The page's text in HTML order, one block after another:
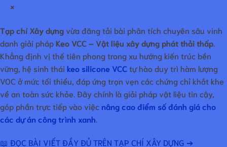
×
Tạp chí Xây dựngvừa đăng tải bài phân tích chuyên sâu vinh
danh giải phápKeo VCC – Vật liệu xây dựng phát thải thấp
Khẳng định vị thế tiên phong trong xu hướng kiến trúc bền
vững, hệ sinh thái keo silicone VCC tự hào duy trì hàm lượng
VOC ở mức tối thiểu, đáp ứng trọn vẹn các chứng chỉ khắt khe
về an toàn sức khỏe. Đây chính là giải pháp vật liệu tin cậy,
góp phần trực tiếp vào việc nâng cao điểm số đánh giá cho
các dự án công trình xanh
📖 ĐỌC BÀI VIẾT ĐẦY ĐỦ TRÊN TẠP CHÍ XÂY DỰNG ➔